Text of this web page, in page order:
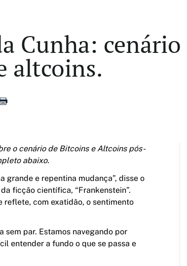
Cunha:
altcoins.
o cenário de Bitcoins e Altcoins pós-
abaixo.
grande e repentina mudança”, disse o
ficção científica, “Frankenstein”.
reflete, com exatidão, o sentimento
sem par. Estamos navegando por
entender a fundo o que se passa e